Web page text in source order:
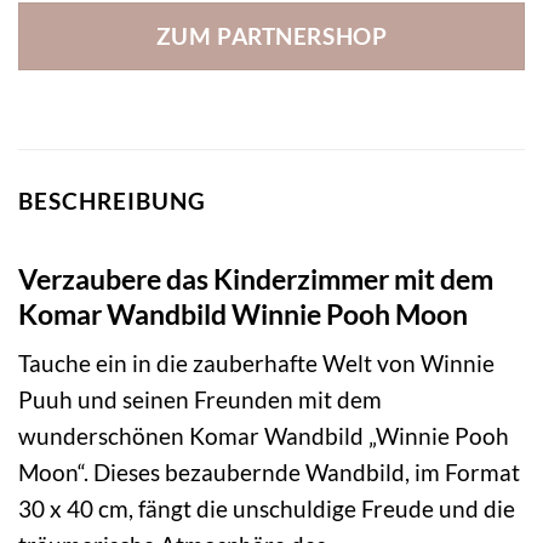
ZUM PARTNERSHOP
BESCHREIBUNG
Verzaubere das Kinderzimmer mit dem
Komar Wandbild Winnie Pooh Moon
Tauche ein in die zauberhafte Welt von Winnie
Puuh und seinen Freunden mit dem
wunderschönen Komar Wandbild „Winnie Pooh
Moon“. Dieses bezaubernde Wandbild, im Format
30 x 40 cm, fängt die unschuldige Freude und die